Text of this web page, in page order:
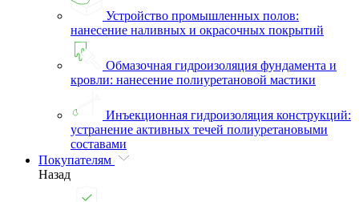
Устройство промышленных полов:
нанесение наливных и окрасочных покрытий
Обмазочная гидроизоляция фундамента и
кровли: нанесение полиуретановой мастики
Инъекционная гидроизоляция конструкций:
устранение активных течей полиуретановыми
составами
Покупателям
Назад